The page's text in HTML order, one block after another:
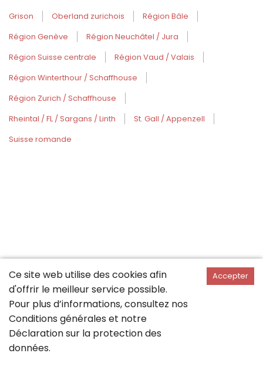
Grison Oberland zurichois
Région Bâle
Région Genève
Région Neuchâtel / Jura
Région Suisse centrale
Région Vaud / Valais
Région Winterthour / Schaffhouse
Région Zurich / Schaffhouse
Rheintal / FL / Sargans / Linth
St. Gall / Appenzell
Suisse romande
Ce site web utilise des cookies afin
d'offrir le meilleur service possible.
Pour plus d’informations, consultez nos
Conditions générales et notre
Déclaration sur la protection des
données.
Accepter